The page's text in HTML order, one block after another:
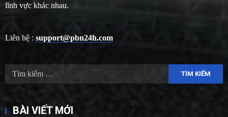
lĩnh vực khác nhau.
Liên hệ : support@pbn24h.com
Tìm
kiếm
BÀI VIẾT MỚI